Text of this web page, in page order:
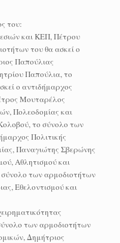
του:
και ΚΕΠ, Πέτρου
του θα ασκεί ο
Παπούλιας
Παπούλια, το
ο αντιδήμαρχος
Μουταρέλος
Πολεοδομίας και
το σύνολο των
Πολιτικής
Παναγιώτης Σβερώνης
Αθλητισμού και
των αρμοδιοτήτων
Εθελοντισμού και
των αρμοδιοτήτων
Δημήτριος